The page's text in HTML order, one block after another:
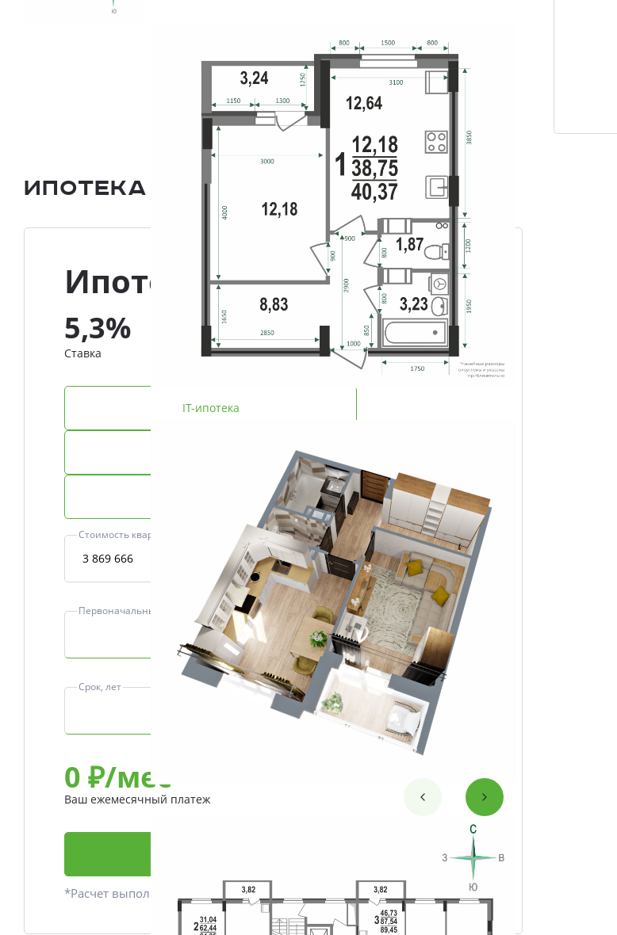
Ипотека и Рассрочка
Ипотека
5,3%
Ставка
IT-ипотека
Стоимость квартиры, ₽
Первоначальный взнос, ₽
Срок, лет
0 ₽/мес
Ваш ежемесячный платеж
*Расчет выполнен приблизительно